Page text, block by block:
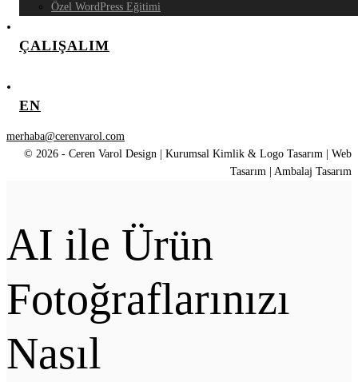
Özel WordPress Eğitimi
ÇALIŞALIM
EN
merhaba@cerenvarol.com
© 2026 - Ceren Varol Design | Kurumsal Kimlik & Logo Tasarım | Web
Tasarım | Ambalaj Tasarım
AI ile Ürün
Fotoğraflarınızı
Nasıl